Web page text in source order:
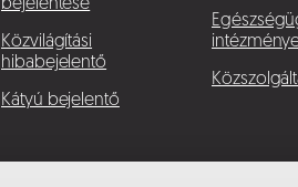
bejelentése
Közvilágítási
hibabejelentő
Kátyú bejelentő